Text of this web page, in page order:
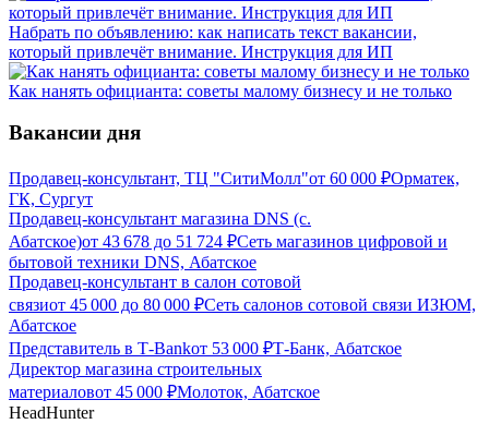
Набрать по объявлению: как написать текст вакансии,
который привлечёт внимание. Инструкция для ИП
Как нанять официанта: советы малому бизнесу и не только
Вакансии дня
Продавец-консультант, ТЦ "СитиМолл"от 60 000 ₽Орматек,
ГК, Сургут
Продавец-консультант магазина DNS (с.
Абатское)от 43 678 до 51 724 ₽Сеть магазинов цифровой и
бытовой техники DNS, Абатское
Продавец-консультант в салон сотовой
связиот 45 000 до 80 000 ₽Сеть салонов сотовой связи ИЗЮМ,
Абатское
Представитель в Т-Bankот 53 000 ₽Т-Банк, Абатское
Директор магазина строительных
материаловот 45 000 ₽Молоток, Абатское
HeadHunter